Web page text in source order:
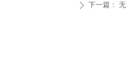
ꄲ 下一篇： 无